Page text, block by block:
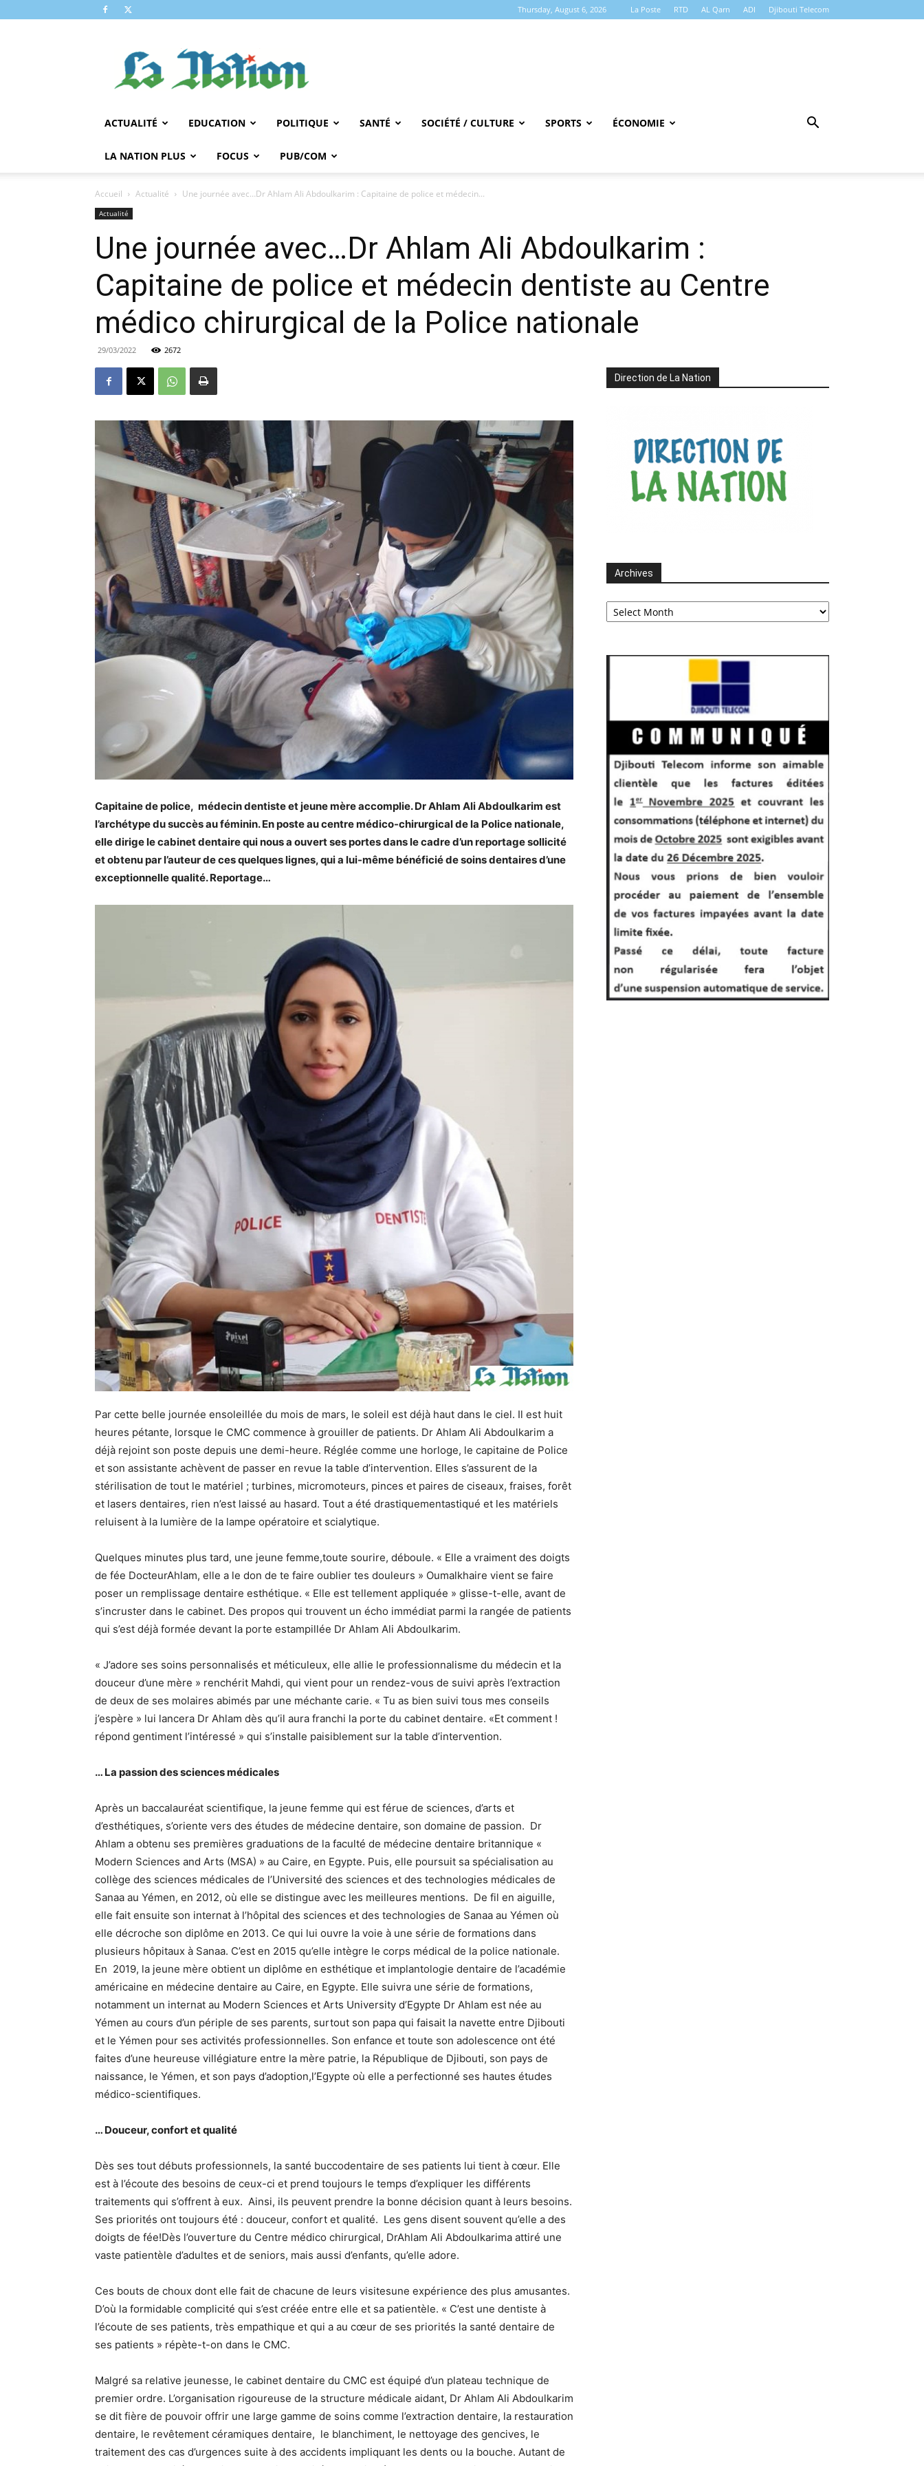
Thursday, August 6, 2026 La Poste RTD AL Qarn ADI Djibouti Telecom
NATION
ACTUALITÉ EDUCATION POLITIQUE SANTÉ SOCIÉTÉ / CULTURE SPORTS ÉCONOMIE
LA NATION PLUS FOCUS PUB/COM
Accueil Actualité Une journée avec…Dr Ahlam Ali Abdoulkarim : Capitaine de police et médecin...
Actualité
Une journée avec…Dr Ahlam Ali Abdoulkarim :
Capitaine de police et médecin dentiste au Centre
médico chirurgical de la Police nationale
29/03/2022 2672
Capitaine de police, médecin dentiste et jeune mère accomplie. Dr Ahlam Ali Abdoulkarim est
l’archétype du succès au féminin. En poste au centre médico-chirurgical de la Police nationale,
elle dirige le cabinet dentaire qui nous a ouvert ses portes dans le cadre d’un reportage sollicité
et obtenu par l’auteur de ces quelques lignes, qui a lui-même bénéficié de soins dentaires d’une
exceptionnelle qualité. Reportage…
Par cette belle journée ensoleillée du mois de mars, le soleil est déjà haut dans le ciel. Il est huit
heures pétante, lorsque le CMC commence à grouiller de patients. Dr Ahlam Ali Abdoulkarim a
déjà rejoint son poste depuis une demi-heure. Réglée comme une horloge, le capitaine de Police
et son assistante achèvent de passer en revue la table d’intervention. Elles s’assurent de la
stérilisation de tout le matériel ; turbines, micromoteurs, pinces et paires de ciseaux, fraises, forêt
et lasers dentaires, rien n’est laissé au hasard. Tout a été drastiquementastiqué et les matériels
reluisent à la lumière de la lampe opératoire et scialytique.
Quelques minutes plus tard, une jeune femme,toute sourire, déboule. « Elle a vraiment des doigts
de fée DocteurAhlam, elle a le don de te faire oublier tes douleurs » Oumalkhaire vient se faire
poser un remplissage dentaire esthétique. « Elle est tellement appliquée » glisse-t-elle, avant de
s’incruster dans le cabinet. Des propos qui trouvent un écho immédiat parmi la rangée de patients
qui s’est déjà formée devant la porte estampillée Dr Ahlam Ali Abdoulkarim.
« J’adore ses soins personnalisés et méticuleux, elle allie le professionnalisme du médecin et la
douceur d’une mère » renchérit Mahdi, qui vient pour un rendez-vous de suivi après l’extraction
de deux de ses molaires abimés par une méchante carie. « Tu as bien suivi tous mes conseils
j’espère » lui lancera Dr Ahlam dès qu’il aura franchi la porte du cabinet dentaire. «Et comment !
répond gentiment l’intéressé » qui s’installe paisiblement sur la table d’intervention.
… La passion des sciences médicales
Après un baccalauréat scientifique, la jeune femme qui est férue de sciences, d’arts et
d’esthétiques, s’oriente vers des études de médecine dentaire, son domaine de passion. Dr
Ahlam a obtenu ses premières graduations de la faculté de médecine dentaire britannique «
Modern Sciences and Arts (MSA) » au Caire, en Egypte. Puis, elle poursuit sa spécialisation au
collège des sciences médicales de l’Université des sciences et des technologies médicales de
Sanaa au Yémen, en 2012, où elle se distingue avec les meilleures mentions. De fil en aiguille,
elle fait ensuite son internat à l’hôpital des sciences et des technologies de Sanaa au Yémen où
elle décroche son diplôme en 2013. Ce qui lui ouvre la voie à une série de formations dans
plusieurs hôpitaux à Sanaa. C’est en 2015 qu’elle intègre le corps médical de la police nationale.
En 2019, la jeune mère obtient un diplôme en esthétique et implantologie dentaire de l’académie
américaine en médecine dentaire au Caire, en Egypte. Elle suivra une série de formations,
notamment un internat au Modern Sciences et Arts University d’Egypte Dr Ahlam est née au
Yémen au cours d’un périple de ses parents, surtout son papa qui faisait la navette entre Djibouti
et le Yémen pour ses activités professionnelles. Son enfance et toute son adolescence ont été
faites d’une heureuse villégiature entre la mère patrie, la République de Djibouti, son pays de
naissance, le Yémen, et son pays d’adoption,l’Egypte où elle a perfectionné ses hautes études
médico-scientifiques.
… Douceur, confort et qualité
Dès ses tout débuts professionnels, la santé buccodentaire de ses patients lui tient à cœur. Elle
est à l’écoute des besoins de ceux-ci et prend toujours le temps d’expliquer les différents
traitements qui s’offrent à eux. Ainsi, ils peuvent prendre la bonne décision quant à leurs besoins.
Ses priorités ont toujours été : douceur, confort et qualité. Les gens disent souvent qu’elle a des
doigts de fée!Dès l’ouverture du Centre médico chirurgical, DrAhlam Ali Abdoulkarima attiré une
vaste patientèle d’adultes et de seniors, mais aussi d’enfants, qu’elle adore.
Ces bouts de choux dont elle fait de chacune de leurs visitesune expérience des plus amusantes.
D’où la formidable complicité qui s’est créée entre elle et sa patientèle. « C’est une dentiste à
l’écoute de ses patients, très empathique et qui a au cœur de ses priorités la santé dentaire de
ses patients » répète-t-on dans le CMC.
Malgré sa relative jeunesse, le cabinet dentaire du CMC est équipé d’un plateau technique de
premier ordre. L’organisation rigoureuse de la structure médicale aidant, Dr Ahlam Ali Abdoulkarim
se dit fière de pouvoir offrir une large gamme de soins comme l’extraction dentaire, la restauration
dentaire, le revêtement céramiques dentaire, le blanchiment, le nettoyage des gencives, le
traitement des cas d’urgences suite à des accidents impliquant les dents ou la bouche. Autant de
Direction de La Nation
Archives
Archives